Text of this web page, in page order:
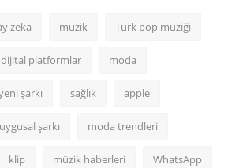
zeka müzik Türk pop müziği
dijital platformlar moda
şarkı sağlık apple
şarkı moda trendleri
klip müzik haberleri WhatsApp